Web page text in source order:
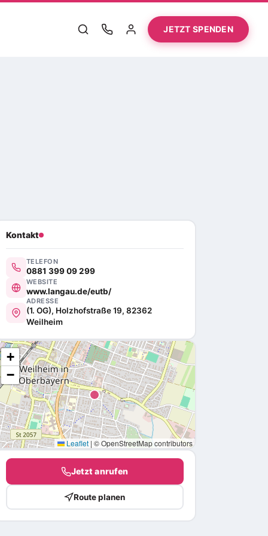
JETZT SPENDEN
Kontakt
TELEFON
0881 399 09 299
WEBSITE
www.langau.de/eutb/
ADRESSE
(1. OG), Holzhofstraße 19, 82362
Weilheim
+
−
Leaflet | © OpenStreetMap contributors
Jetzt anrufen
Route planen